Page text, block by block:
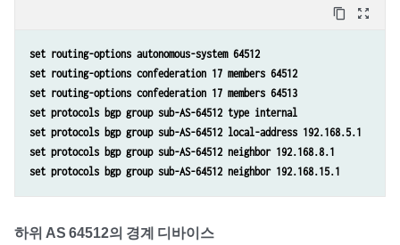
content_copy zoom_out_map
set routing-options autonomous-system 64512
set routing-options confederation 17 members 64512
set routing-options confederation 17 members 64513
set protocols bgp group sub-AS-64512 type internal
set protocols bgp group sub-AS-64512 local-address 192.168.5.1
set protocols bgp group sub-AS-64512 neighbor 192.168.8.1
set protocols bgp group sub-AS-64512 neighbor 192.168.15.1
하위 AS 64512의 경계 디바이스